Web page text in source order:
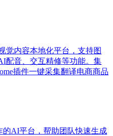
觉内容本地化平台，支持图
配音、交互精修等功能。集
插件一键采集翻译电商商品
的AI平台，帮助团队快速生成